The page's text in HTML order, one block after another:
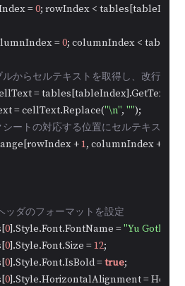
= 0; rowIndex <
= 0; columnIndex <
ルからセルテキストを取得し、改行を削
=
= cellText.Replace("\n", "");
シートの対応する位置にセルテキストを
sheet.Range[rowIndex +
1, columnIndex +
ッダのフォーマットを設定
0].Style.Font.FontName = "Yu Gothic
0].Style.Font.Size = 12;
0].Style.Font.IsBold = true;
0].Style.HorizontalAlignment =